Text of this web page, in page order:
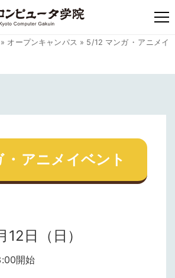
» オープンキャンパス » 5/12 マンガ ・ アニメイ
・ アニメイベント
日（日）
開始